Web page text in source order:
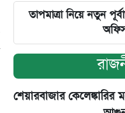
তাপমাত্রা নিয়ে নতুন
শেয়ারবাজার কেলেঙ্কারির